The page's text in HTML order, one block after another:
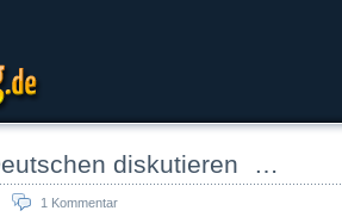
diskutieren …
1 Kommentar